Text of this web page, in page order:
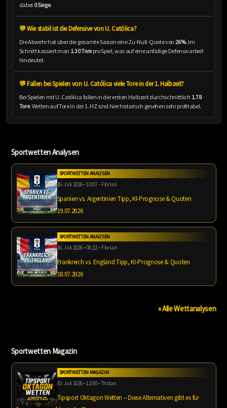
dabei 0 Siege.
💬 Wie stabil ist die Defensive von U. Católica?
Die Abwehr hat über die gesamte Saison eine Zu-Null-Quote von 26%. Im
Schnitt kassiert man 1.30 Torepro Spiel, was auf eine anfällige Defensivarbeit
hindeutet.
💬 Fallen bei Spielen von U. Católica viele Tore in der 1. Halbzeit?
Bei Spielen mit U. Católica fallen in der ersten Halbzeit durchschnittlich 1.78
Tore. Wetten auf Tore in der 1. HZ sind hier historisch gesehen sehr profitabel.
Sportwetten Analysen
SPORTWETTEN ANALYSEN
16. Juli 2026 – 10:07 – Florian
Spanien vs. Argentinien Tipp, KI-Prognose & Quoten
19.07.2026
SPORTWETTEN ANALYSEN
16. Juli 2026 – 08:22 – Florian
Frankreich vs. England Tipp, KI-Prognose & Quoten
18.07.2026
» Alle Wettanalysen
Sportwetten Magazin
SPORTWETTEN MAGAZIN
10. Juli 2026 – 12:50 – Tristan
Tipsport Oktagon Wetten – Diese Alternativen gibt es für